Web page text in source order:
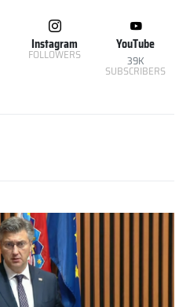
Instagram
FOLLOWERS
YouTube
39K
SUBSCRIBERS